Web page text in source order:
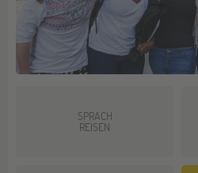
SPRACH
REISEN